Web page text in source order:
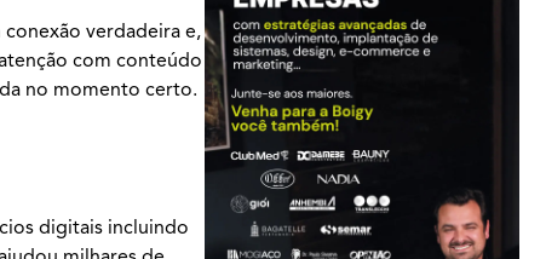
verdadeira e,
com conteúdo
no momento certo.
digitais incluindo